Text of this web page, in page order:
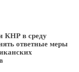
КНР в среду
ответные меры